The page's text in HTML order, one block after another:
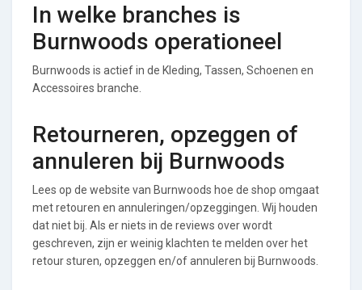
In welke branches is
Burnwoods operationeel
Burnwoods is actief in de Kleding, Tassen, Schoenen en
Accessoires branche.
Retourneren, opzeggen of
annuleren bij Burnwoods
Lees op de website van Burnwoods hoe de shop omgaat
met retouren en annuleringen/opzeggingen. Wij houden
dat niet bij. Als er niets in de reviews over wordt
geschreven, zijn er weinig klachten te melden over het
retour sturen, opzeggen en/of annuleren bij Burnwoods.